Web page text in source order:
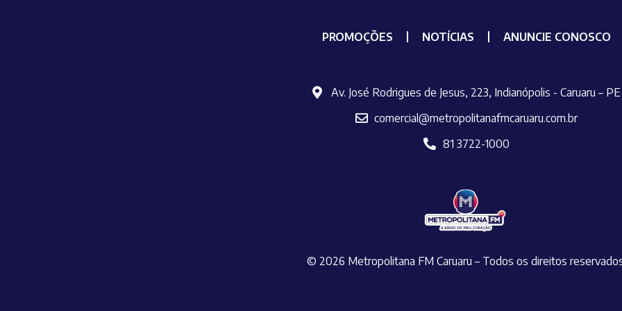
PROMOÇÕES NOTÍCIAS ANUNCIE CONOSCO
Av. José Rodrigues de Jesus, 223, Indianópolis - Caruaru – PE
comercial@metropolitanafmcaruaru.com.br
81 3722-1000
© 2026 Metropolitana FM Caruaru – Todos os direitos